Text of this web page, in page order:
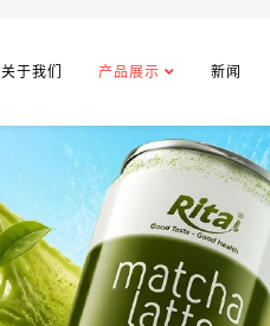
关于我们 产品展示 新闻